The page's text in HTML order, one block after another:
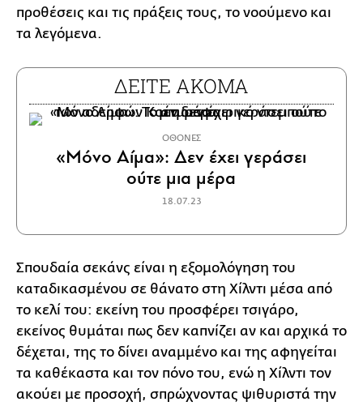
προθέσεις και τις πράξεις τους, το νοούμενο και
τα λεγόμενα.
ΔΕΙΤΕ ΑΚΟΜΑ
ΟΘΟΝΕΣ
«Μόνο Αίμα»: Δεν έχει γεράσει
ούτε μια μέρα
18.07.23
Σπουδαία σεκάνς είναι η εξομολόγηση του
καταδικασμένου σε θάνατο στη Χίλντι μέσα από
το κελί του: εκείνη του προσφέρει τσιγάρο,
εκείνος θυμάται πως δεν καπνίζει αν και αρχικά το
δέχεται, της το δίνει αναμμένο και της αφηγείται
τα καθέκαστα και τον πόνο του, ενώ η Χίλντι τον
ακούει με προσοχή, σπρώχνοντας ψιθυριστά την